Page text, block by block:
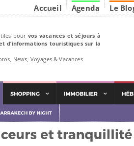
Accueil Agenda Le
pour vos vacances et séjours à
d’informations touristiques sur la
News, Voyages & Vacances